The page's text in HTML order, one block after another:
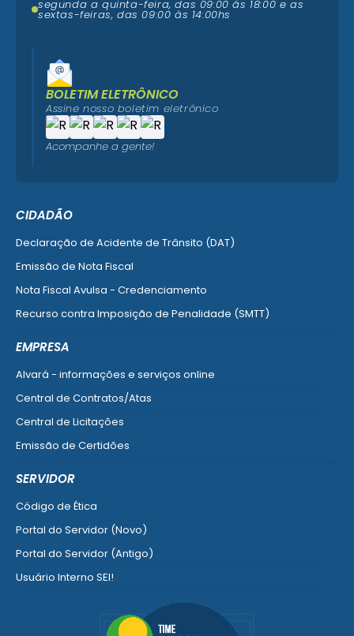
CIDADÃO
Declaração de Acidente de Trânsito (DAT)
Emissão de Nota Fiscal
Nota Fiscal Avulsa - Credenciamento
Recurso contra Imposição de Penalidade (SMTT)
EMPRESA
Alvará - informações e serviços online
Central de Contratos/Atas
Central de Licitações
Emissão de Certidões
SERVIDOR
Código de Ética
Portal do Servidor (Novo)
Portal do Servidor (Antigo)
Usuário Interno SEI!
segunda a quinta-feira, das 09:00 ás 18:00 e as
sextas-feiras, das 09:00 às 14:00hs
BOLETIM ELETRÔNICO
Assine nosso boletim eletrônico
Acompanhe a gente!